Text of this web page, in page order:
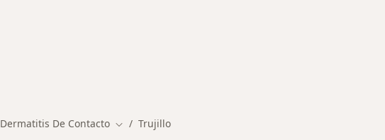
Dermatitis De Contacto Cambiar de ciudad
Trujillo